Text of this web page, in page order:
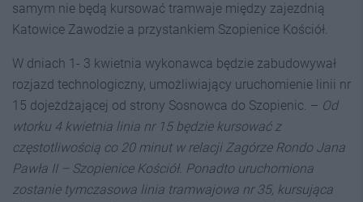
samym nie będą kursować tramwaje między zajezdnią
Katowice Zawodzie a przystankiem Szopienice Kościół.
W dniach 1- 3 kwietnia wykonawca będzie zabudowywał
rozjazd technologiczny, umożliwiający uruchomienie linii nr
15 dojeżdżającej od strony Sosnowca do Szopienic. – Od
wtorku 4 kwietnia linia nr 15 będzie kursować z
częstotliwością co 20 minut w relacji Zagórze Rondo Jana
Pawła II – Szopienice Kościół. Ponadto uruchomiona
zostanie tymczasowa linia tramwajowa nr 35, kursująca